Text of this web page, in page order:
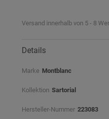
Versand innerhalb von 5 - 8
Details
Marke Montblanc
Kollektion Sartorial
Hersteller-Nummer 223083